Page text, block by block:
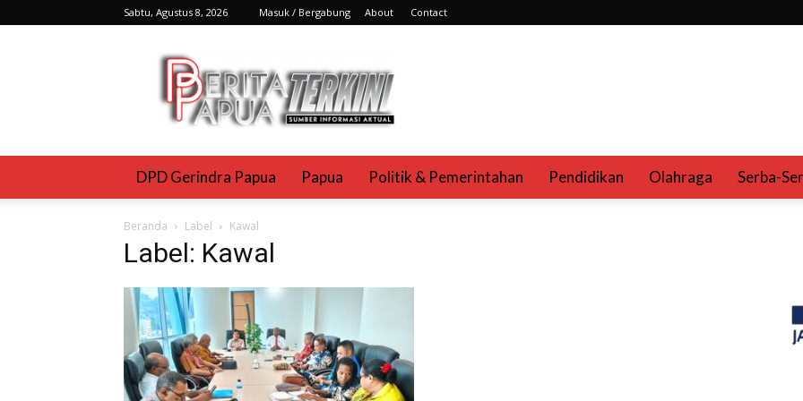
Sabtu, Agustus 8, 2026 Masuk / Bergabung About Contact
Berita
Papua
Terkini
DPD Gerindra Papua Papua Politik & Pemerintahan Pendidikan Olahraga Serba-
Beranda Label Kawal
Label: Kawal